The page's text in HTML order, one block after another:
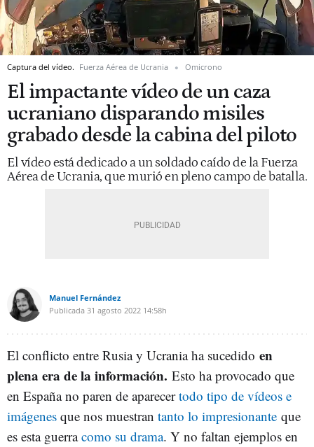
Captura del vídeo. Fuerza Aérea de Ucrania Omicrono
El impactante vídeo de un caza
ucraniano disparando misiles
grabado desde la cabina del piloto
El vídeo está dedicado a un soldado caído de la Fuerza
Aérea de Ucrania, que murió en pleno campo de batalla.
Manuel Fernández
Publicada 31 agosto 2022 14:58h
El conflicto entre Rusia y Ucrania ha sucedido en
plena era de la información. Esto ha provocado que
en España no paren de aparecertodo tipo de vídeos e
imágenes que nos muestran tanto lo impresionante que
es esta guerracomo su drama. Y no faltan ejemplos en